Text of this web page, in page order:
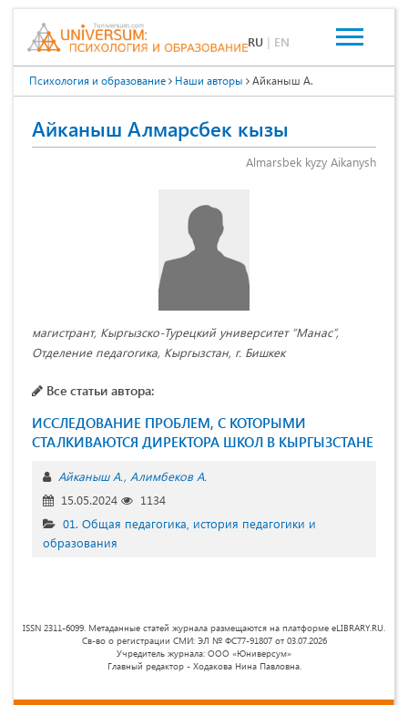
RU | EN
Психология и образование Наши авторы Айканыш А.
Айканыш Алмарсбек кызы
Almarsbek kyzy Aikanysh
магистрант, Кыргызско-Турецкий университет “Манас”,
Отделение педагогика, Кыргызстан, г. Бишкек
Все статьи автора:
ИССЛЕДОВАНИЕ ПРОБЛЕМ, С КОТОРЫМИ
СТАЛКИВАЮТСЯ ДИРЕКТОРА ШКОЛ В КЫРГЫЗСТАНЕ
Айканыш А. Алимбеков А.
15.05.2024
1134
01. Общая педагогика, история педагогики и
образования
ISSN 2311-6099. Метаданные статей журнала размещаются на платформе eLIBRARY.RU.
Св-во о регистрации СМИ: ЭЛ № ФС77-91807 от 03.07.2026
Учредитель журнала: ООО «Юниверсум»
Главный редактор - Ходакова Нина Павловна.